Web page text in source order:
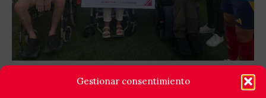
Gestionar consentimiento
GOLES X LA ELA: LEYENDAS ESPAÑA Y EQUIPO